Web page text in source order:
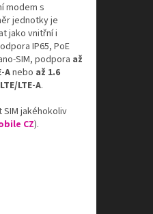
modem s
jednotky je
jako vnitřní i
IP65, PoE
SIM, podpora až
Anebo až 1.6
LTE/LTE-A.
jakéhokoliv
CZ).